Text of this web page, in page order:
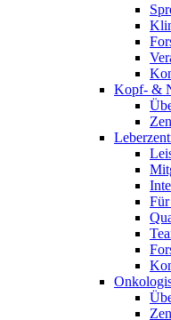
Kopf- &